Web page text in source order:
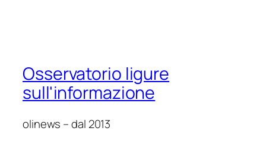
Osservatorio ligure
sull'informazione
olinews – dal 2013